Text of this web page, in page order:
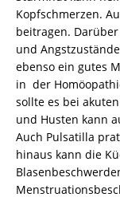
Kopfschmerzen.
beitragen.
und
ebenso ein gutes
in der
sollte es bei
und Husten kann
Auch Pulsatilla
hinaus kann die